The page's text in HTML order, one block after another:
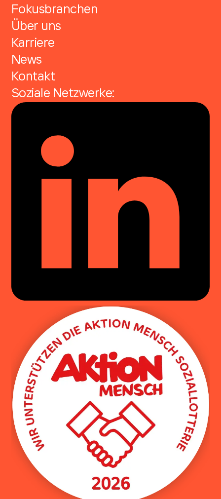
Fokusbranchen
Über uns
Karriere
News
Kontakt
Soziale Netzwerke: